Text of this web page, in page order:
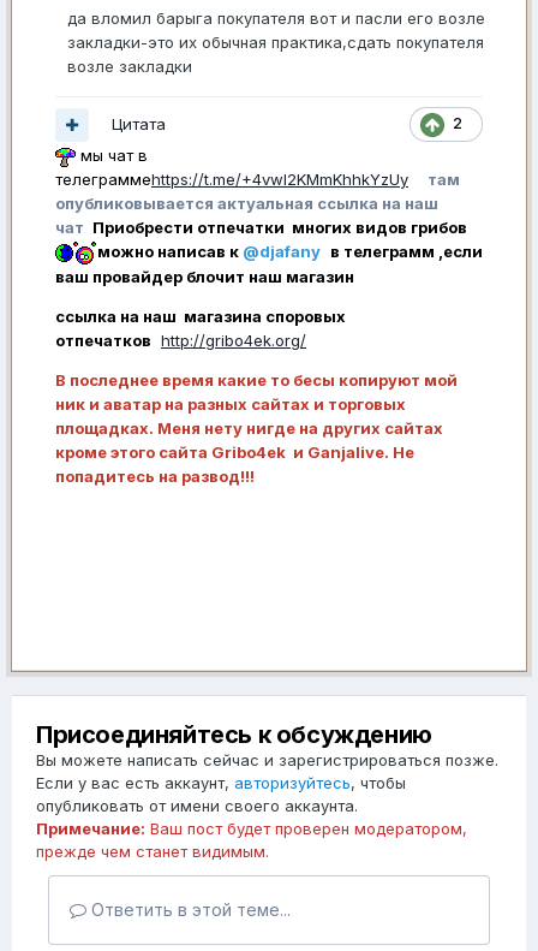
да вломил барыга покупателя вот и пасли его возле
закладки-это их обычная практика,сдать покупателя
возле закладки
2
Цитата
мы чат в
телеграммеhttps://t.me/+4vwl2KMmKhhkYzUy
там
опубликовывается актуальная ссылка на наш
чат Приобрести отпечатки многих видов грибов
можно написав к @djafany в телеграмм ,если
ваш провайдер блочит наш магазин
ссылка на наш магазина споровых
отпечатков http://gribo4ek.org/
В последнее время какие то бесы копируют мой
ник и аватар на разных сайтах и торговых
площадках. Меня нету нигде на других сайтах
кроме этого сайта Gribo4ek и Ganjalive. Не
попадитесь на развод!!!
Присоединяйтесь к обсуждению
Вы можете написать сейчас и зарегистрироваться позже.
Если у вас есть аккаунт, авторизуйтесь, чтобы
опубликовать от имени своего аккаунта.
Примечание: Ваш пост будет проверен модератором,
прежде чем станет видимым.
Ответить в этой теме...